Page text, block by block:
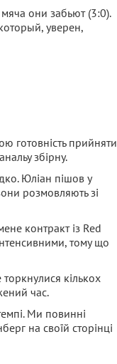
они забьют (3:0).
уверен,
готовність прийняти
збірну.
Юліан пішов у
розмовляють зі
контракт із Red
тому що
кількох
час.
Ми повинні
на своїй сторінці